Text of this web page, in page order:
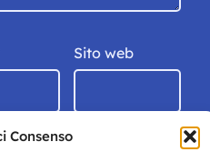
Consenso
Sito web